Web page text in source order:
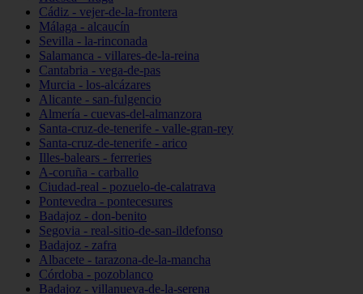
Cádiz - vejer-de-la-frontera
Málaga - alcaucín
Sevilla - la-rinconada
Salamanca - villares-de-la-reina
Cantabria - vega-de-pas
Murcia - los-alcázares
Alicante - san-fulgencio
Almería - cuevas-del-almanzora
Santa-cruz-de-tenerife - valle-gran-rey
Santa-cruz-de-tenerife - arico
Illes-balears - ferreries
A-coruña - carballo
Ciudad-real - pozuelo-de-calatrava
Pontevedra - pontecesures
Badajoz - don-benito
Segovia - real-sitio-de-san-ildefonso
Badajoz - zafra
Albacete - tarazona-de-la-mancha
Córdoba - pozoblanco
Badajoz - villanueva-de-la-serena